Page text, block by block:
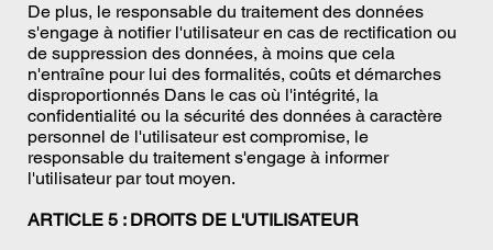
De plus, le responsable du traitement des données
s'engage à notifier l'utilisateur en cas de rectification ou
de suppression des données, à moins que cela
n'entraîne pour lui des formalités, coûts et démarches
disproportionnés Dans le cas où l'intégrité, la
confidentialité ou la sécurité des données à caractère
personnel de l'utilisateur est compromise, le
responsable du traitement s'engage à informer
l'utilisateur par tout moyen.
ARTICLE 5 : DROITS DE L'UTILISATEUR